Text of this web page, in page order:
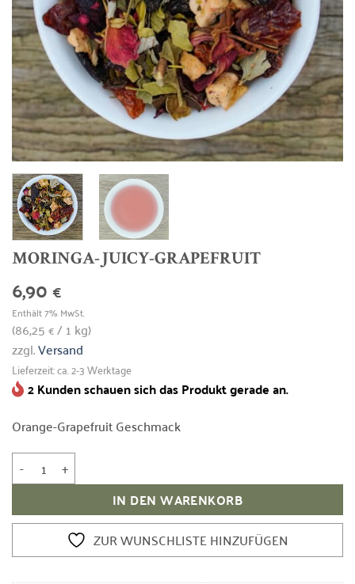
MORINGA-JUICY-GRAPEFRUIT
6,90 €
Enthält 7% MwSt.
(86,25 €/ 1 kg)
zzgl.Versand
Lieferzeit: ca. 2-3 Werktage
2 Kunden schauen sich das Produkt gerade an.
Orange-Grapefruit Geschmack
Moringa-Juicy-Grapefruit Menge
IN DEN WARENKORB
ZUR WUNSCHLISTE HINZUFÜGEN